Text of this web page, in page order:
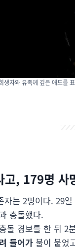
생자와 유족께 깊은 애도를
고, 179명 사
자는 2명이다. 29
충돌했다.
돌 경보를 한 뒤 2
들어가 불이 붙었